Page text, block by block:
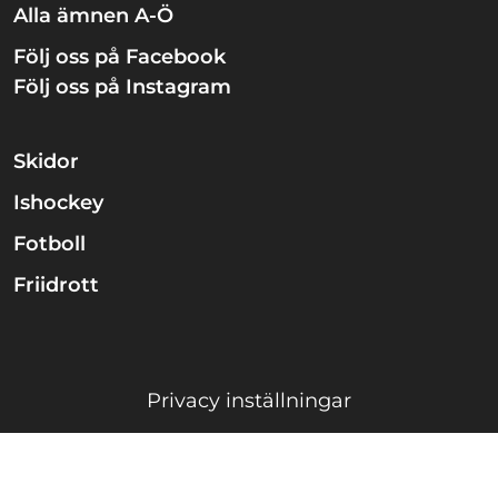
Alla ämnen A-Ö
Följ oss på Facebook
Följ oss på Instagram
Skidor
Ishockey
Fotboll
Friidrott
Privacy inställningar